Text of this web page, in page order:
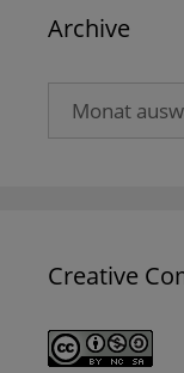
Archive
Creative